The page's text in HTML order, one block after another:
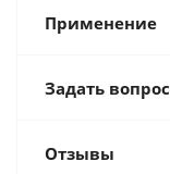
Применение
Задать вопрос
Отзывы